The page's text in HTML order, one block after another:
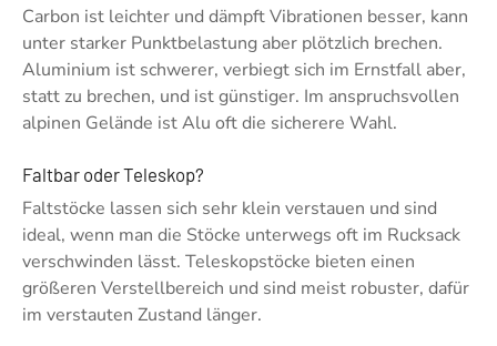
Carbon ist leichter und dämpft Vibrationen besser, kann
unter starker Punktbelastung aber plötzlich brechen.
Aluminium ist schwerer, verbiegt sich im Ernstfall aber,
statt zu brechen, und ist günstiger. Im anspruchsvollen
alpinen Gelände ist Alu oft die sicherere Wahl.
Faltbar oder Teleskop?
Faltstöcke lassen sich sehr klein verstauen und sind
ideal, wenn man die Stöcke unterwegs oft im Rucksack
verschwinden lässt. Teleskopstöcke bieten einen
größeren Verstellbereich und sind meist robuster, dafür
im verstauten Zustand länger.